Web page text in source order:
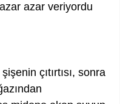
azar veriyordu
çıtırtısı, sonra